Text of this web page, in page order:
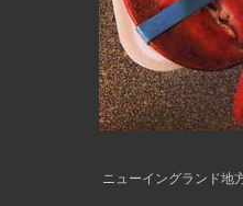
ニューイングランド地方、夏の